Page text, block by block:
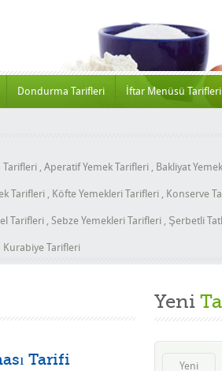
Dondurma Tarifleri İftar Menüsü Tarifleri
Tarifleri , Aperatif Yemek Tarifleri , Bakliyat
Tarifleri , Köfte Yemekleri Tarifleri , Konserve
Tarifleri , Sebze Yemekleri Tarifleri , Şerbetli
Kurabiye Tarifleri
Tarifi
Yeni
Yeni